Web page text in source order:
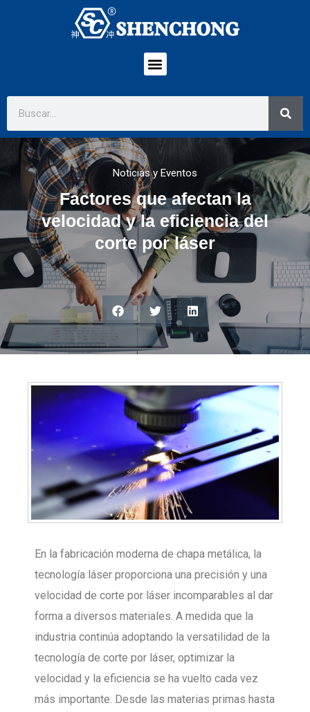
Noticias y Eventos
Factores que afectan la
velocidad y la eficiencia del
corte por láser
En la fabricación moderna de chapa metálica, la
tecnología láser proporciona una precisión y una
velocidad de corte por láser incomparables al dar
forma a diversos materiales. A medida que la
industria continúa adoptando la versatilidad de la
tecnología de corte por láser, optimizar la
velocidad y la eficiencia se ha vuelto cada vez
más importante. Desde las materias primas hasta